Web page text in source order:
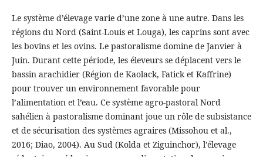
Le système d’élevage varie d’une zone à une autre. Dans les
régions du Nord (Saint-Louis et Louga), les caprins sont avec
les bovins et les ovins. Le pastoralisme domine de Janvier à
Juin. Durant cette période, les éleveurs se déplacent vers le
bassin arachidier (Région de Kaolack, Fatick et Kaffrine)
pour trouver un environnement favorable pour
l’alimentation et l’eau. Ce système agro-pastoral Nord
sahélien à pastoralisme dominant joue un rôle de subsistance
et de sécurisation des systèmes agraires (Missohou et al.,
2016; Diao, 2004). Au Sud (Kolda et Ziguinchor), l’élevage